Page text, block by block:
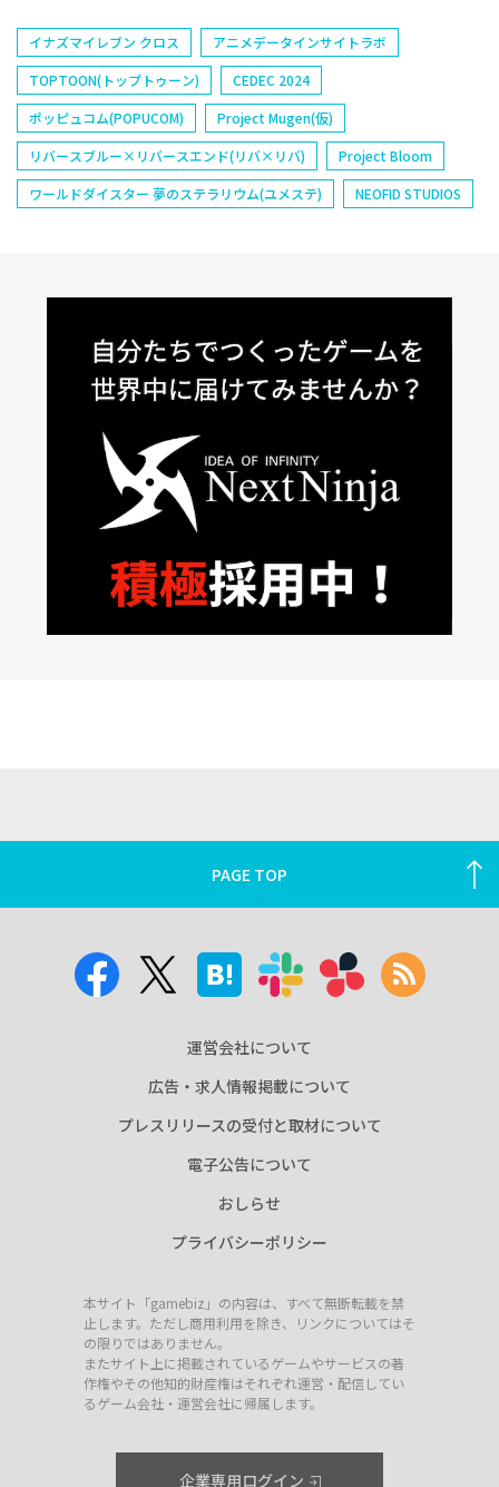
イナズマイレブン クロス
アニメデータインサイトラボ
TOPTOON(トップトゥーン)
CEDEC 2024
ポッピュコム(POPUCOM)
Project Mugen(仮)
リバースブルー×リバースエンド(リバ×リバ)
Project Bloom
ワールドダイスター 夢のステラリウム(ユメステ)
NEOFID STUDIOS
PAGE TOP
運営会社について
広告・求人情報掲載について
プレスリリースの受付と取材について
電子公告について
おしらせ
プライバシーポリシー
本サイト「gamebiz」の内容は、すべて無断転載を禁
止します。ただし商用利用を除き、リンクについてはそ
の限りではありません。
またサイト上に掲載されているゲームやサービスの著
作権やその他知的財産権はそれぞれ運営・配信してい
るゲーム会社・運営会社に帰属します。
企業専用ログイン